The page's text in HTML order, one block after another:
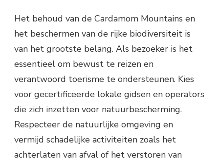
Het behoud van de Cardamom Mountains en
het beschermen van de rijke biodiversiteit is
van het grootste belang. Als bezoeker is het
essentieel om bewust te reizen en
verantwoord toerisme te ondersteunen. Kies
voor gecertificeerde lokale gidsen en operators
die zich inzetten voor natuurbescherming.
Respecteer de natuurlijke omgeving en
vermijd schadelijke activiteiten zoals het
achterlaten van afval of het verstoren van